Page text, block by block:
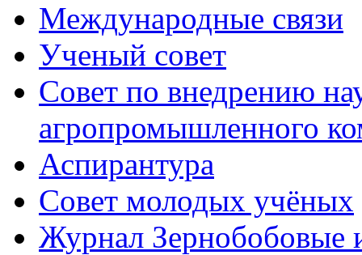
Международные связи
Ученый совет
Совет по внедрению
агропромышленного
Аспирантура
Совет молодых учёных
Журнал Зернобобовые